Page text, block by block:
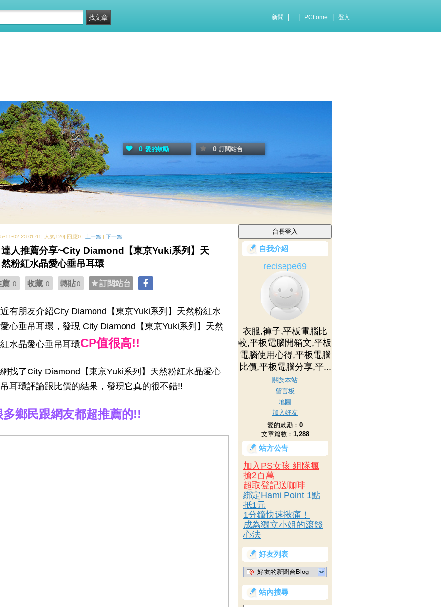
新聞 PChome 登入
0 愛的鼓勵 0 訂閱站台
11-02 23:01:41| 人氣120| 回應0 | 上一篇 | 下一篇
達人推薦分享~City Diamond【東京Yuki系列】天
然粉紅水晶愛心垂吊耳環
薦 0 收藏 0 轉貼0 訂閱站台
有朋友介紹City Diamond【東京Yuki系列】天然粉紅水
心垂吊耳環，發現 City Diamond【東京Yuki系列】天然
水晶愛心垂吊耳環CP值很高!!
找了City Diamond【東京Yuki系列】天然粉紅水晶愛心
耳環評論跟比價的結果，發現它真的很不錯!!
多鄉民跟網友都超推薦的!!
自我介紹
recisepe69
衣服,褲子,平板電腦比
較,平板電腦開箱文,平板
電腦使用心得,平板電腦
比價,平板電腦分享,平...
關於本站
留言板
地圖
加入好友
愛的鼓勵： 0
文章篇數： 1,288
站方公告
加入PS女孩 組隊瘋
搶2百萬
超取登記送咖啡
綁定Hami Point 1點
抵1元
1分鐘快速揪痛！
成為獨立小姐的滾錢
心法
好友列表
好友的新聞台Blog
站內搜尋